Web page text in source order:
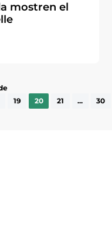
mostren el
19 20 21 ... 30